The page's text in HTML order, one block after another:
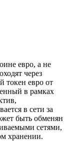
евро, а не
через
токен евро от
в рамках
в сети за
быть обменян
сетями,
хранении.